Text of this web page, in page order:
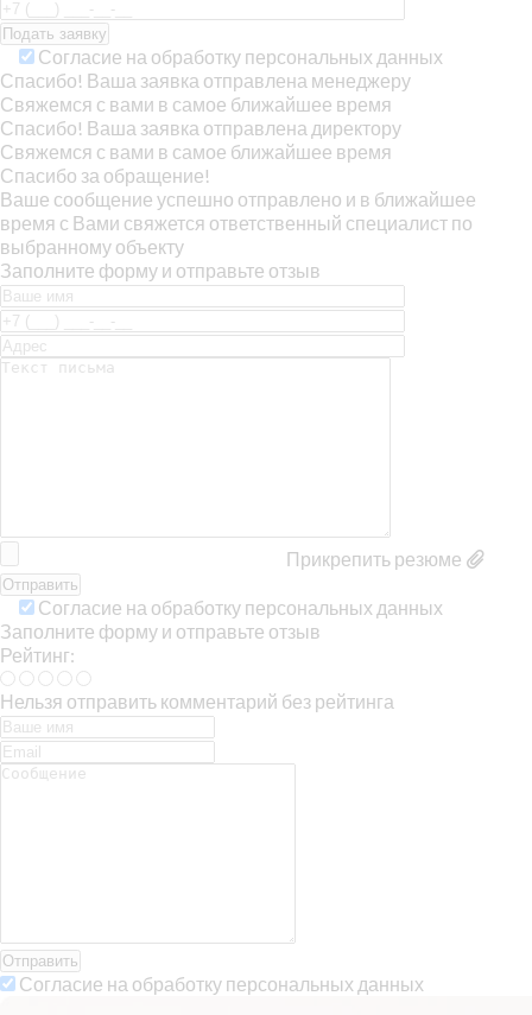
Согласие на обработку персональных данных
Спасибо! Ваша заявка отправлена менеджеру
Свяжемся с вами в самое ближайшее время
Спасибо! Ваша заявка отправлена директору
Свяжемся с вами в самое ближайшее время
Спасибо за обращение!
Ваше сообщение успешно отправлено и в ближайшее
время с Вами свяжется ответственный специалист по
выбранному объекту
Заполните форму и отправьте отзыв
Прикрепить резюме
Согласие на обработку персональных данных
Заполните форму и отправьте отзыв
Рейтинг:
Нельзя отправить комментарий без рейтинга
Отправить
Согласие на обработку персональных данных